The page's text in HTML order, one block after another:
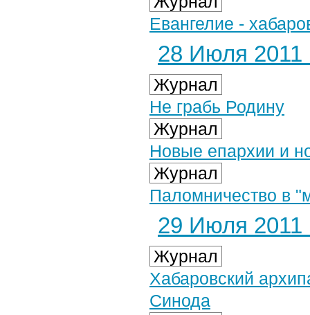
Евангелие -
28 Июля 2011
Журнал
Не грабь Родину
Журнал
Новые епархии и
Журнал
Паломничество в
29 Июля 2011
Журнал
Хабаровский
Синода